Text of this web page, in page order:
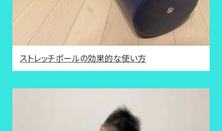
ストレッチポールの効果的な使い方